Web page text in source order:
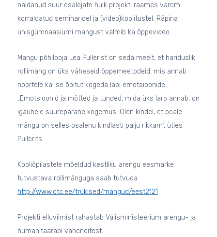
näidanud suur osalejate hulk projekti raames varem
korraldatud seminaridel ja (video)koolitustel. Räpina
ühisgümnaasiumi mängust valmib ka õppevideo.
Mängu põhilooja Lea Pullerist on seda meelt, et hariduslik
rollimäng on üks väheseid õppemeetodeid, mis annab
noortele ka ise õpitut kogeda läbi emotsioonide.
„Emotsioonid ja mõtted ja tunded, mida üks larp annab, on
igaühele suurepärane kogemus. Olen kindel, et peale
mängu on selles osalenu kindlasti palju rikkam“, ütles
Pullerits.
Kooliõpilastele mõeldud kestliku arengu eesmärke
tutvustava rollimänguga saab tutvuda
http://www.ctc.ee/trukised/mangud/eest2121
Projekti elluviimist rahastab Välisministeerium arengu- ja
humanitaarabi vahenditest.